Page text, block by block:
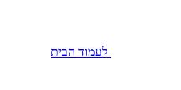
לעמוד הבית